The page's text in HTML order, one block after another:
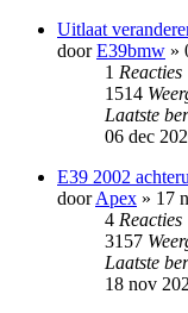
Uitlaat
doorE39bmw »
1 Reacties
1514
Laatste
06 dec
E39 2002
doorApex » 17
4 Reacties
3157
Laatste
18 nov